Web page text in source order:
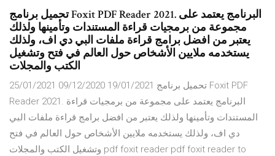
تحميل برنامج Foxit PDF Reader 2021. البرنامج يعتمد على
مجموعة من برمجيات قراءة المستندات وتأمينها ولذلك
يعتبر من افضل برامج قراءة ملفات البي دي اف، ولذلك
يستخدمه ملايين الأشخاص حول العالم في فتح وتشغيل
الكتب والمجلات
25/01/2021 09/12/2020 19/01/2021 تحميل برنامج Foxit PDF
Reader 2021. البرنامج يعتمد على مجموعة من برمجيات قراءة
المستندات وتأمينها ولذلك يعتبر من افضل برامج قراءة ملفات البي
دي اف، ولذلك يستخدمه ملايين الأشخاص حول العالم في فتح
وتشغيل الكتب والمجلات pdf foxit reader pdf foxit reader to